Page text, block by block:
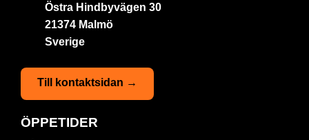
Östra Hindbyvägen 30
21374 Malmö
Sverige
Till kontaktsidan →
ÖPPETIDER